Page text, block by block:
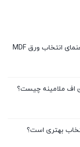
بهترین برندهای ام دی اف ایران؛ راهنمای انتخاب ورق MDF
اف ملامینه چیست؟
بهتری است؟